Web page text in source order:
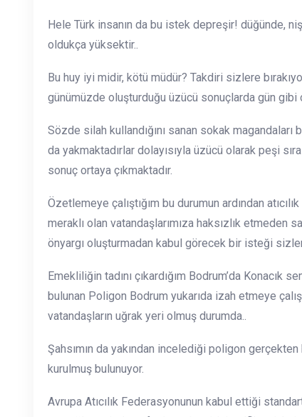
Hele Türk insanın da bu istek depreşir! düğünde,
oldukça yüksektir..
Bu huy iyi midir, kötü müdür? Takdiri sizlere
günümüzde oluşturduğu üzücü sonuçlarda gün gibi
Sözde silah kullandığını sanan sokak magandaları
da yakmaktadırlar dolayısıyla üzücü olarak peşi
sonuç ortaya çıkmaktadır.
Özetlemeye çalıştığım bu durumun ardından
meraklı olan vatandaşlarımıza haksızlık etmeden
önyargı oluşturmadan kabul görecek bir isteği
Emekliliğin tadını çıkardığım Bodrum’da Konacık
bulunan Poligon Bodrum yukarıda izah etmeye
vatandaşların uğrak yeri olmuş durumda..
Şahsımın da yakından incelediği poligon
kurulmuş bulunuyor.
Avrupa Atıcılık Federasyonunun kabul ettiği